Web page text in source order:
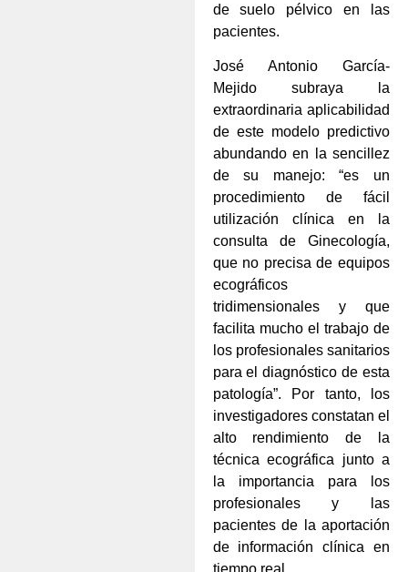
de suelo pélvico en las
pacientes.
José Antonio García-
Mejido subraya la
extraordinaria aplicabilidad
de este modelo predictivo
abundando en la sencillez
de su manejo: “es un
procedimiento de fácil
utilización clínica en la
consulta de Ginecología,
que no precisa de equipos
ecográficos
tridimensionales y que
facilita mucho el trabajo de
los profesionales sanitarios
para el diagnóstico de esta
patología”. Por tanto, los
investigadores constatan el
alto rendimiento de la
técnica ecográfica junto a
la importancia para los
profesionales y las
pacientes de la aportación
de información clínica en
tiempo real.